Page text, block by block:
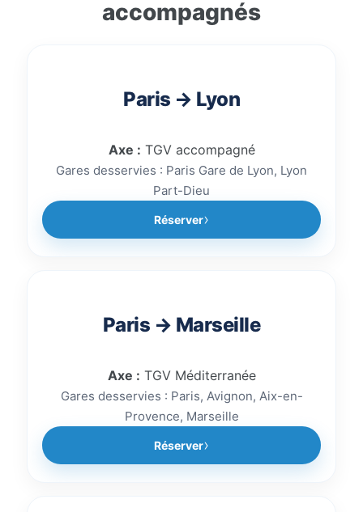
trajet, votre gare de départ et
accompagnement train sécurisé.
accompagnés
Paris → Lyon
Axe : TGV accompagné
Gares desservies : Paris Gare de Lyon, Lyon
Part-Dieu
Réserver
Paris → Marseille
Axe : TGV Méditerranée
Gares desservies : Paris, Avignon, Aix-en-
Provence, Marseille
Réserver